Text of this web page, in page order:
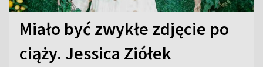
Miało być zwykłe zdjęcie po
ciąży. Jessica Ziółek